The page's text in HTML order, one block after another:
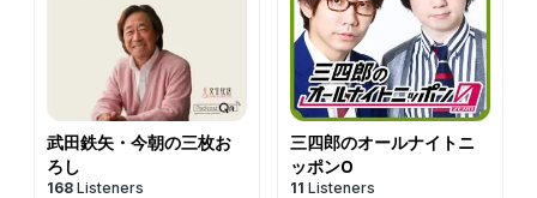
武田鉄矢・今朝の三枚お
ろし
168 Listeners
三四郎のオールナイトニ
ッポン0
11 Listeners